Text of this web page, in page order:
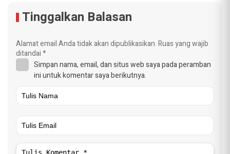
Tinggalkan Balasan
Alamat email Anda tidak akan dipublikasikan.Ruas yang wajib
ditandai*
Simpan nama, email, dan situs web saya pada peramban
ini untuk komentar saya berikutnya.